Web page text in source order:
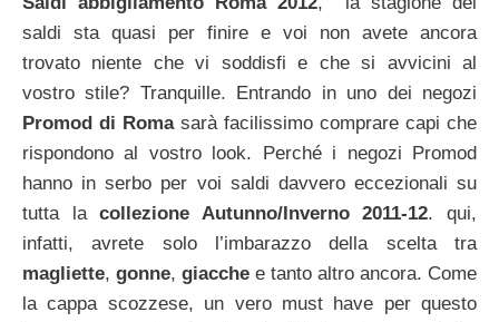
saldi sta quasi per finire e voi non avete ancora
trovato niente che vi soddisfi e che si avvicini al
vostro stile? Tranquille. Entrando in uno dei negozi
Promod di Romasarà facilissimo comprare capi che
rispondono al vostro look. Perché i negozi Promod
hanno in serbo per voi saldi davvero eccezionali su
tutta lacollezione Autunno/Inverno 2011-12. qui,
infatti, avrete solo l’imbarazzo della scelta tra
magliette, gonne, giacche e tanto altro ancora. Come
la cappa scozzese, un vero must have per questo